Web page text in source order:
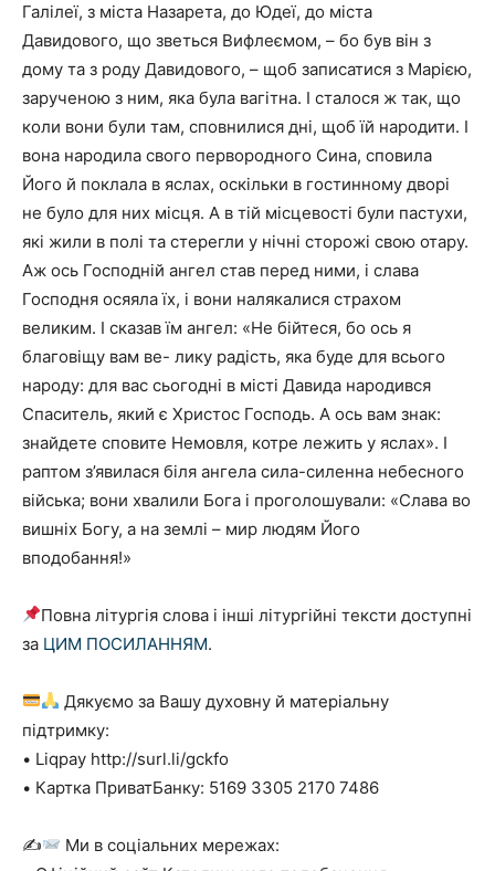
Галілеї, з міста Назарета, до Юдеї, до міста
Давидового, що зветься Вифлеємом, – бо був він з
дому та з роду Давидового, – щоб записатися з Марією,
зарученою з ним, яка була вагітна. І сталося ж так, що
коли вони були там, сповнилися дні, щоб їй народити. І
вона народила свого первородного Сина, сповила
Його й поклала в яслах, оскільки в гостинному дворі
не було для них місця. А в тій місцевості були пастухи,
які жили в полі та стерегли у нічні сторожі свою отару.
Аж ось Господній ангел став перед ними, і слава
Господня осяяла їх, і вони налякалися страхом
великим. І сказав їм ангел: «Не бійтеся, бо ось я
благовіщу вам ве- лику радість, яка буде для всього
народу: для вас сьогодні в місті Давида народився
Спаситель, який є Христос Господь. А ось вам знак:
знайдете сповите Немовля, котре лежить у яслах». І
раптом з’явилася біля ангела сила-силенна небесного
війська; вони хвалили Бога і проголошували: «Слава во
вишніх Богу, а на землі – мир людям Його
вподобання!»
Повна літургія слова і інші літургійні тексти доступні
за ЦИМ ПОСИЛАННЯМ.
Дякуємо за Вашу духовну й матеріальну
підтримку:
• Liqpay http://surl.li/gckfo
• Картка ПриватБанку: 5169 3305 2170 7486
✍
Ми в соціальних мережах: